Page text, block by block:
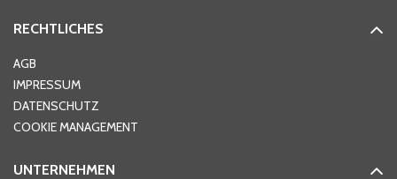
Ort*
Telefon
RECHTLICHES
AGB
IMPRESSUM
DATENSCHUTZ
COOKIE MANAGEMENT
UNTERNEHMEN